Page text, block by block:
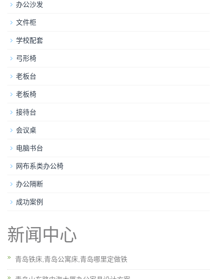
办公沙发
文件柜
学校配套
弓形椅
老板台
老板椅
接待台
会议桌
电脑书台
网布系类办公椅
办公隔断
成功案例
新闻中心
青岛铁床,青岛公寓床,青岛哪里定做铁